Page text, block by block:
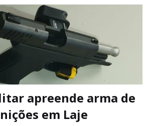
apreende arma de
em Laje